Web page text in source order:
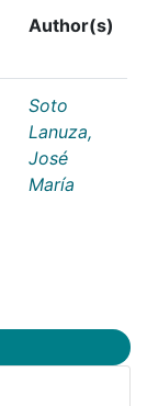
Author(s)
Soto
Lanuza,
José
María